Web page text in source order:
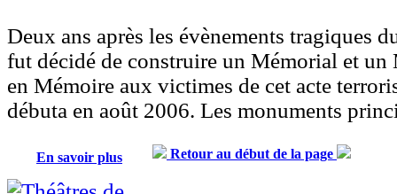
Deux ans après les évènements tragiques
fut décidé de construire un Mémorial et un
en Mémoire aux victimes de cet acte
débuta en août 2006. Les monuments
En savoir plus Retour au début de la page